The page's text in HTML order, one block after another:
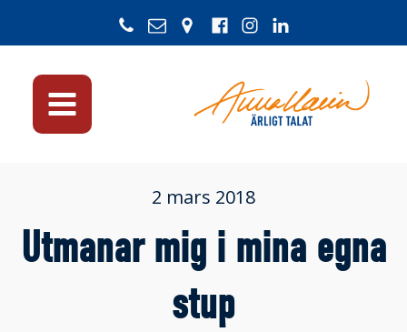
2 mars 2018
Utmanar mig i mina egna
stup